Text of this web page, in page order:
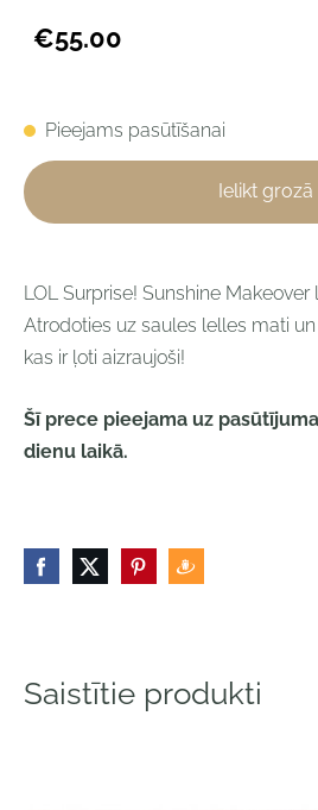
€55.00
Pieejams pasūtīšanai
Ielikt grozā
LOL Surprise! Sunshine
Atrodoties uz saules lelles mati
kas ir ļoti aizraujoši!
Šī prece pieejama uz
dienu laikā.
Saistītie produkti